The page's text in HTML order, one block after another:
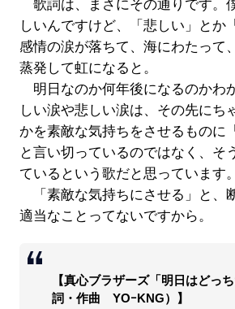
歌詞は、まさにその通りです。
しいんですけど、「悲しい」とか
感情の涙が落ちて、海にわたって
蒸発して虹になると。
明日なのか何年後になるのかわ
しい涙や悲しい涙は、その先にち
かを素敵な気持ちをさせるものに
と言い切っているのではなく、そ
ているという歌だと思っています。
「素敵な気持ちにさせる」と、
適当なことってないですから。
【真心ブラザーズ「明日はどっ
詞・作曲 YOｰKNG）】